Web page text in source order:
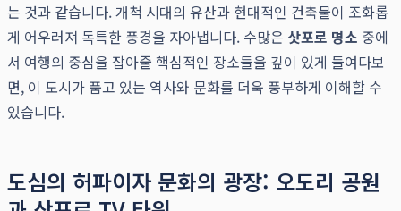
는 것과 같습니다. 개척 시대의 유산과 현대적인 건축물이 조화롭
게 어우러져 독특한 풍경을 자아냅니다. 수많은 삿포로 명소 중에
서 여행의 중심을 잡아줄 핵심적인 장소들을 깊이 있게 들여다보
면, 이 도시가 품고 있는 역사와 문화를 더욱 풍부하게 이해할 수
있습니다.
도심의 허파이자 문화의 광장: 오도리 공원